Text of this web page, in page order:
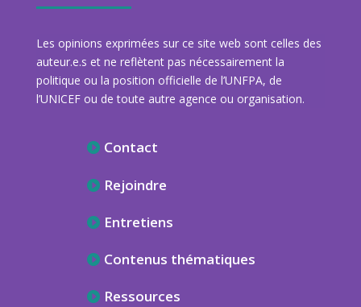
Les opinions exprimées sur ce site web sont celles des
auteur.e.s et ne reflètent pas nécessairement la
politique ou la position officielle de l’UNFPA, de
l’UNICEF ou de toute autre agence ou organisation.
Contact
Rejoindre
Entretiens
Contenus thématiques
Ressources